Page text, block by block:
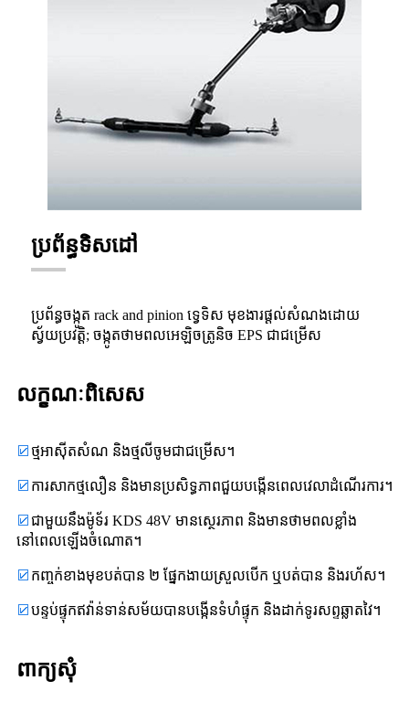
ប្រព័ន្ធទិសដៅ
ប្រព័ន្ធចង្កូត rack and pinion ទ្វេទិស មុខងារផ្តល់សំណងដោយ
ស្វ័យប្រវត្តិ; ចង្កូតថាមពលអេឡិចត្រូនិច EPS ជាជម្រើស
លក្ខណៈពិសេស
☑ ថ្មអាស៊ីតសំណ និងថ្មលីចូមជាជម្រើស។
☑ ការសាកថ្មលឿន និងមានប្រសិទ្ធភាពជួយបង្កើនពេលវេលាដំណើរការ។
☑ ជាមួយនឹងម៉ូទ័រ KDS 48V មានស្ថេរភាព និងមានថាមពលខ្លាំង
នៅពេលឡើងចំណោត។
☑ កញ្ចក់ខាងមុខបត់បាន ២ ផ្នែកងាយស្រួលបើក ឬបត់បាន និងរហ័ស។
☑ បន្ទប់ផ្ទុកឥវ៉ាន់ទាន់សម័យបានបង្កើនទំហំផ្ទុក និងដាក់ទូរសព្ទឆ្លាតវៃ។
ពាក្យសុំ